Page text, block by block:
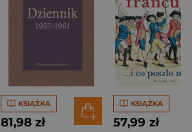
KSIĄŻKA
81,98 zł
KSIĄŻKA
57,99 zł